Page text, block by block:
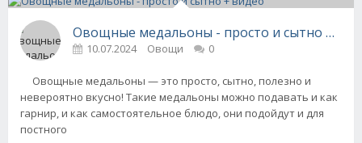
Овощные медальоны - просто и сытно +
10.07.2024 Овощи 0
Овощные медальоны — это просто, сытно, полезно и
невероятно вкусно! Такие медальоны можно подавать и как
гарнир, и как самостоятельное блюдо, они подойдут и для
постного